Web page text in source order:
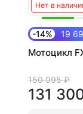
Нет в
-14% 19
Мотоцикл
150 995 ₽
131